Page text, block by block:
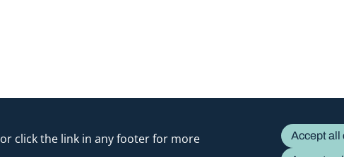
or click the link in any footer for more
Accept all